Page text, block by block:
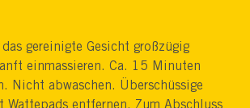
gereinigte Gesicht großzügig
einmassieren. Ca. 15 Minuten
Nicht abwaschen. Überschüssige
Wattepads entfernen. Zum Abschluss